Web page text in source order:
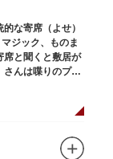
本殿・幣殿と拝
されています。
が祀られていま
な寄席（よせ）
ジック、ものま
席と聞くと敷居が
さんは喋りのプ
しめます。
菓子を買ってゆ
語家やお笑い芸人